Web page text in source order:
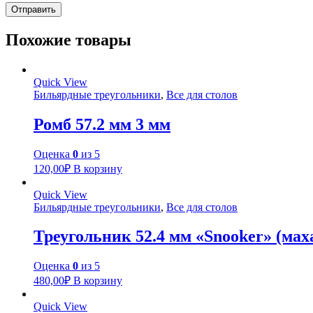
Похожие товары
Quick View
Бильярдные треугольники, Все для столов
Ромб 57.2 мм 3 мм
Оценка 0 из 5
120,00₽ В корзину
Quick View
Бильярдные треугольники, Все для столов
Треугольник 52.4 мм «Snooker»
Оценка 0 из 5
480,00₽ В корзину
Quick View